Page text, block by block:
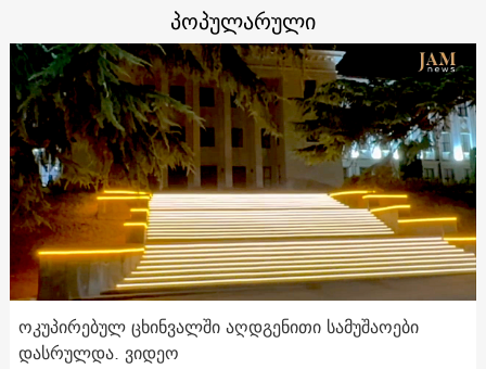
პოპულარული
ოკუპირებულ ცხინვალში აღდგენითი სამუშაოები
დასრულდა. ვიდეო